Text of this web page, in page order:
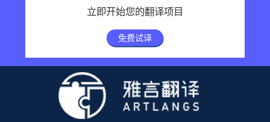
立即开始您的翻译项目
免费试译